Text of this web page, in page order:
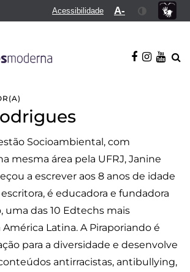
Acessibilidade A-
Socioambiental, com
mesma área pela UFRJ, Janine
a escrever aos 8 anos de idade
é educadora e fundadora
uma das 10 Edtechs mais
Latina. A Piraporiando é
para a diversidade e desenvolve
antirracistas, antibullying,